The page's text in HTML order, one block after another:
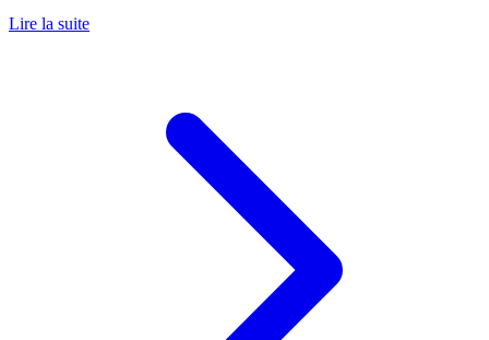
Lire la suite